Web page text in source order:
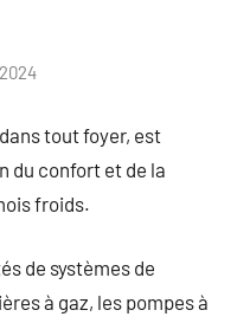
tout foyer, est
du confort et de la
froids.
de systèmes de
à gaz, les pompes à